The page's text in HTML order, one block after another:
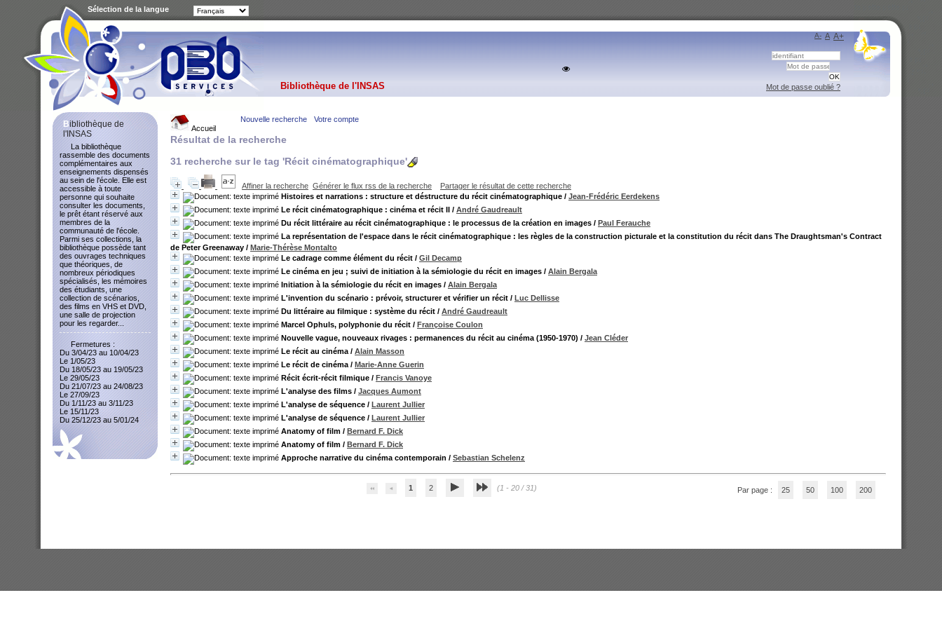
Accueil
Bibliothèque de l'INSAS
Nouvelle recherche Votre compte
Résultat de la recherche
31 recherche sur le tag 'Récit cinématographique'
Affiner la recherche Générer le flux rss de la recherche
Partager le résultat de cette recherche
Histoires et narrations : structure et déstructure du récit cinématographique / Jean-Frédéric Eerdekens
Le récit cinématographique : cinéma et récit II / André Gaudreault
Du récit littéraire au récit cinématographique : le processus de la création en images / Paul Ferauche
La représentation de l'espace dans le récit cinématographique : les règles de la construction picturale et la constitution du récit dans The Draughtsman's Contract
de Peter Greenaway / Marie-Thérèse Montalto
Le cadrage comme élément du récit / Gil Decamp
Le cinéma en jeu ; suivi de initiation à la sémiologie du récit en images / Alain Bergala
Initiation à la sémiologie du récit en images / Alain Bergala
L'invention du scénario : prévoir, structurer et vérifier un récit / Luc Dellisse
Du littéraire au filmique : système du récit / André Gaudreault
Marcel Ophuls, polyphonie du récit / Françoise Coulon
Nouvelle vague, nouveaux rivages : permanences du récit au cinéma (1950-1970) / Jean Cléder
Le récit au cinéma / Alain Masson
Le récit de cinéma / Marie-Anne Guerin
Récit écrit-récit filmique / Francis Vanoye
L'analyse des films / Jacques Aumont
L'analyse de séquence / Laurent Jullier
L'analyse de séquence / Laurent Jullier
Anatomy of film / Bernard F. Dick
Anatomy of film / Bernard F. Dick
Approche narrative du cinéma contemporain / Sebastian Schelenz
1 2 (1 - 20 / 31) Par page : 25 50 100 200
Bibliothèque de
l'INSAS
La bibliothèque
rassemble des documents
complémentaires aux
enseignements dispensés
au sein de l'école. Elle est
accessible à toute
personne qui souhaite
consulter les documents,
le prêt étant réservé aux
membres de la
communauté de l'école.
Parmi ses collections, la
bibliothèque possède tant
des ouvrages techniques
que théoriques, de
nombreux périodiques
spécialisés, les mémoires
des étudiants, une
collection de scénarios,
des films en VHS et DVD,
une salle de projection
pour les regarder...
Fermetures :
Du 3/04/23 au 10/04/23
Le 1/05/23
Du 18/05/23 au 19/05/23
Le 29/05/23
Du 21/07/23 au 24/08/23
Le 27/09/23
Du 1/11/23 au 3/11/23
Le 15/11/23
Du 25/12/23 au 5/01/24
A- A A+
Sélection de la langue
Mot de passe oublié ?